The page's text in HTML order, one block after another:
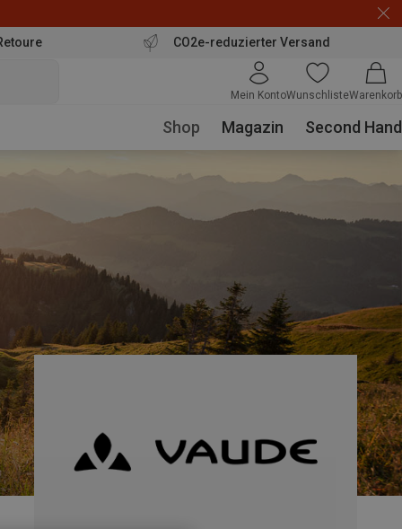
CO2e-reduzierter Versand
Mein KontoWunschlisteWarenkorb
Shop Magazin Second Hand